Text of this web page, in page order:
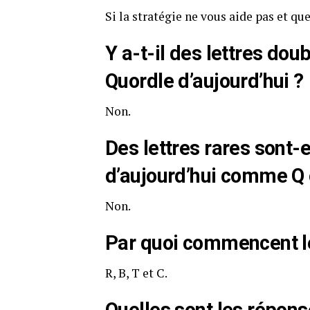
Si la stratégie ne vous aide pas et
Y a-t-il des lettres
Quordle d’aujourd’hui ?
Non.
Des lettres rares sont-
d’aujourd’hui comme
Non.
Par quoi commencent
R, B, T et C.